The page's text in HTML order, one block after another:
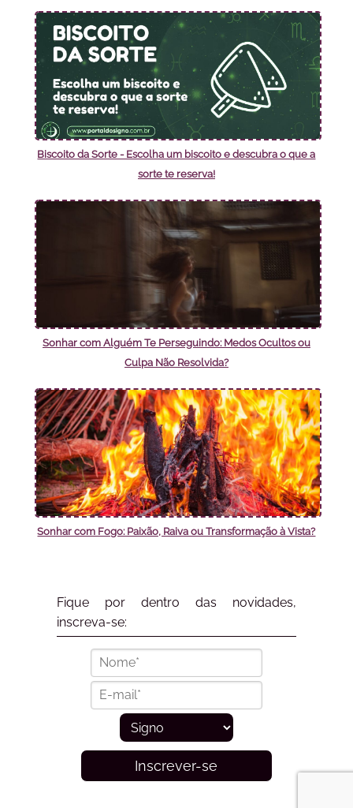
Biscoito da Sorte - Escolha um biscoito e descubra o que a
sorte te reserva!
Sonhar com Alguém Te Perseguindo: Medos Ocultos ou
Culpa Não Resolvida?
Sonhar com Fogo: Paixão, Raiva ou Transformação à Vista?
Fique por dentro das novidades,
inscreva-se:
Inscrever-se